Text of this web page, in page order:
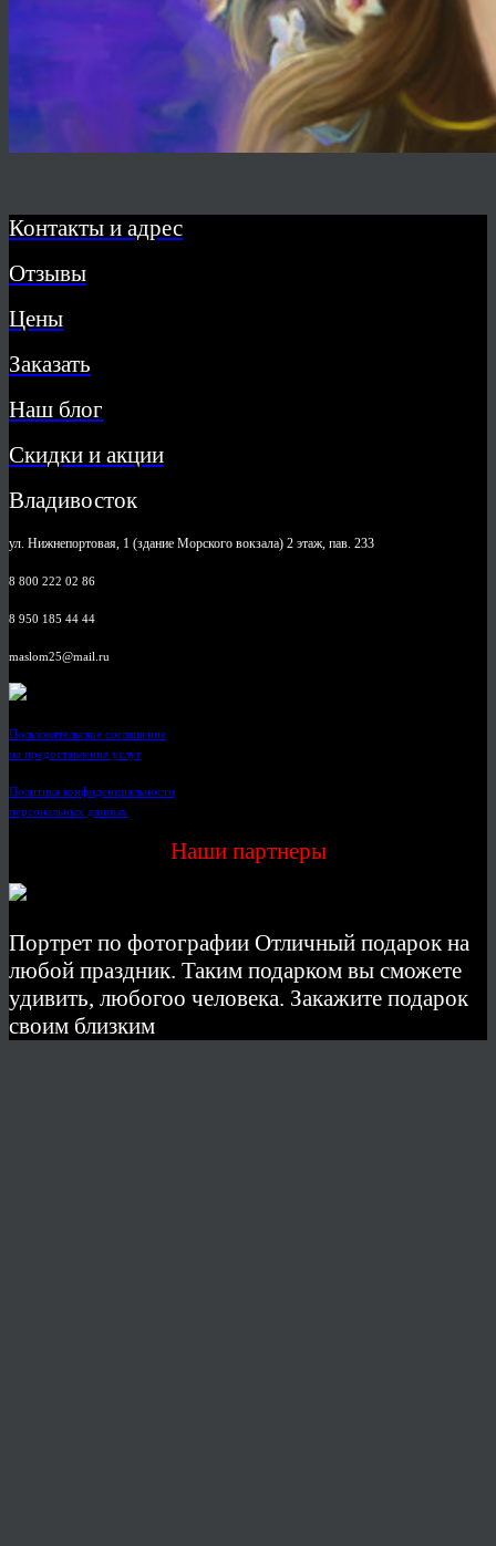
Контакты и адрес
Отзывы
Цены
Заказать
Наш блог
Скидки и акции
Владивосток
ул. Нижнепортовая, 1 (здание Морского вокзала) 2 этаж, пав. 233
8 800 222 02 86
8 950 185 44 44
maslom25@mail.ru
Пользовательское соглашение
на предоставление услуг
Политика конфиденциальности
персональных данных
Наши партнеры
Портрет по фотографии Отличный подарок на
любой праздник. Таким подарком вы сможете
удивить, любогоо человека. Закажите подарок
своим близким